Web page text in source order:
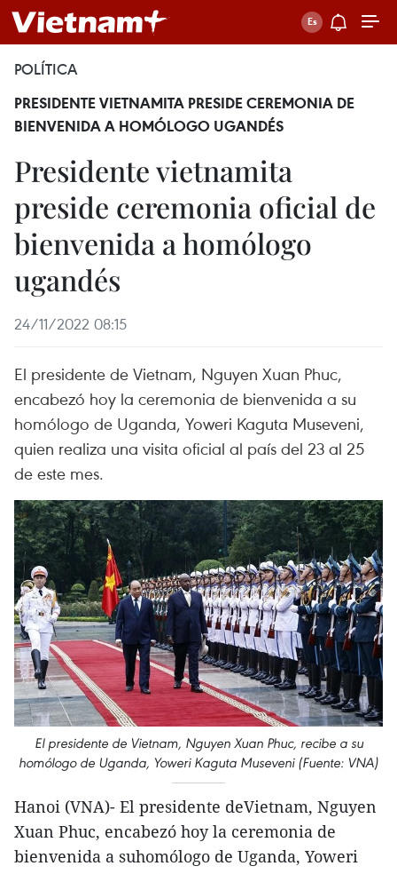
POLÍTICA
PRESIDENTE VIETNAMITA PRESIDE CEREMONIA DE
BIENVENIDA A HOMÓLOGO UGANDÉS
Presidente vietnamita
preside ceremonia oficial de
bienvenida a homólogo
ugandés
24/11/2022 08:15
El presidente de Vietnam, Nguyen Xuan Phuc,
encabezó hoy la ceremonia de bienvenida a su
homólogo de Uganda, Yoweri Kaguta Museveni,
quien realiza una visita oficial al país del 23 al 25
de este mes.
El presidente de Vietnam, Nguyen Xuan Phuc, recibe a su
homólogo de Uganda, Yoweri Kaguta Museveni (Fuente: VNA)
Hanoi (VNA)- El presidente deVietnam, Nguyen
Xuan Phuc, encabezó hoy la ceremonia de
bienvenida a suhomólogo de Uganda, Yoweri